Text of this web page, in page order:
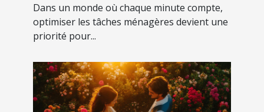
Dans un monde où chaque minute compte,
optimiser les tâches ménagères devient une
priorité pour...